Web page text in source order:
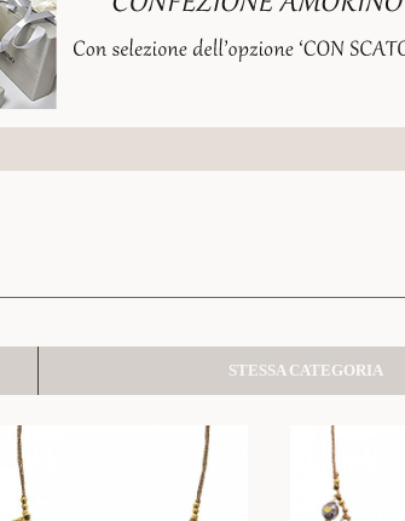
STESSA CATEGORIA